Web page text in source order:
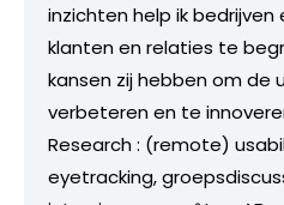
inzichten help ik
klanten en relaties te
kansen zij hebben om de
verbeteren en te
Research : (remote)
eyetracking,